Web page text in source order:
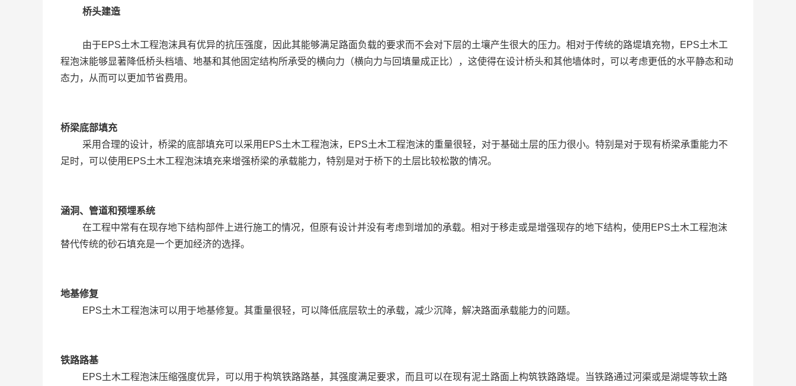
桥头建造
由于EPS土木工程泡沫具有优异的抗压强度，因此其能够满足路面负载的要求而不会对下层的土壤产生很大的压力。相对于传统的路堤填充物，EPS土木工
程泡沫能够显著降低桥头档墙、地基和其他固定结构所承受的横向力（横向力与回填量成正比），这使得在设计桥头和其他墙体时，可以考虑更低的水平静态和动
态力，从而可以更加节省费用。
桥梁底部填充
采用合理的设计，桥梁的底部填充可以采用EPS土木工程泡沫，EPS土木工程泡沫的重量很轻，对于基础土层的压力很小。特别是对于现有桥梁承重能力不
足时，可以使用EPS土木工程泡沫填充来增强桥梁的承载能力，特别是对于桥下的土层比较松散的情况。
涵洞、管道和预埋系统
在工程中常有在现存地下结构部件上进行施工的情况，但原有设计并没有考虑到增加的承载。相对于移走或是增强现存的地下结构，使用EPS土木工程泡沫
替代传统的砂石填充是一个更加经济的选择。
地基修复
EPS土木工程泡沫可以用于地基修复。其重量很轻，可以降低底层软土的承载，减少沉降，解决路面承载能力的问题。
铁路路基
EPS土木工程泡沫压缩强度优异，可以用于构筑铁路路基，其强度满足要求，而且可以在现有泥土路面上构筑铁路路堤。当铁路通过河渠或是湖堤等软土路